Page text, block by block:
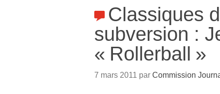
Classiques
subversion :
« Rollerball »
7 mars 2011 par Commission